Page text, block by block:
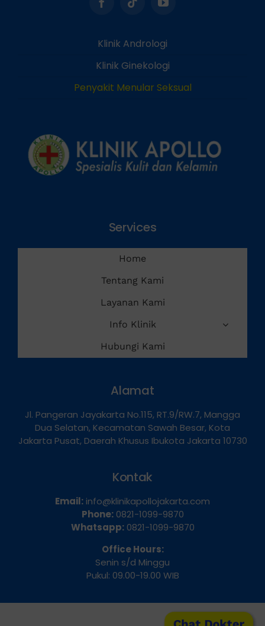
Klinik Andrologi
Klinik Ginekologi
Penyakit Menular Seksual
Services
Home
Tentang Kami
Layanan Kami
Info Klinik
Hubungi Kami
Alamat
Jl. Pangeran Jayakarta No.115, RT.9/RW.7, Mangga
Dua Selatan, Kecamatan Sawah Besar, Kota
Jakarta Pusat, Daerah Khusus Ibukota Jakarta 10730
Kontak
Email: info@klinikapollojakarta.com
Phone:0821-1099-9870
Whatsapp:0821-1099-9870
Office Hours:
Senin s/d Minggu
Pukul: 09.00-19.00 WIB